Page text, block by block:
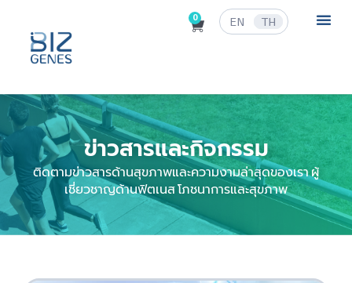
0 EN TH
ข่าวสารและกิจกรรม
ติดตามข่าวสารด้านสุขภาพและความงามล่าสุดของเรา ผู้
เชี่ยวชาญด้านฟิตเนส โภชนาการและสุขภาพ